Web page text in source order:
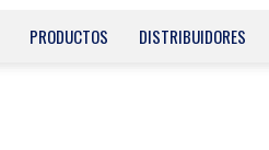
PRODUCTOS DISTRIBUIDORES